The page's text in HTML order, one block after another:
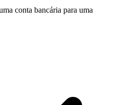
conta bancária para uma